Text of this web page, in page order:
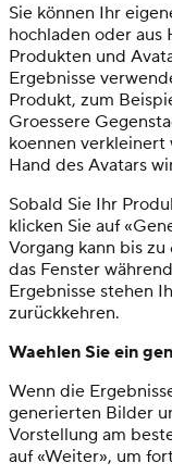
Sie können Ihr
hochladen oder
Produkten und
Ergebnisse
Produkt, zum
Groessere
koennen
Hand des Avatars
Sobald Sie Ihr
klicken Sie auf
Vorgang kann bis
das Fenster
Ergebnisse stehen
zurückkehren.
Waehlen Sie ein
Wenn die
generierten Bilder
Vorstellung am
auf «Weiter», um